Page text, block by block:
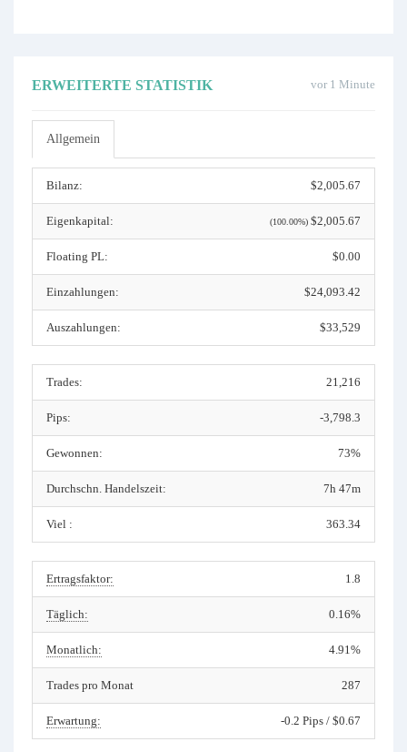
vor 1 Minute
ERWEITERTE STATISTIK
Allgemein
Bilanz: $2,005.67
Eigenkapital: (100.00%) $2,005.67
Floating PL: $0.00
Einzahlungen: $24,093.42
Auszahlungen: $33,529
Trades: 21,216
Pips: -3,798.3
Gewonnen: 73%
Durchschn. Handelszeit: 7h 47m
Viel : 363.34
Ertragsfaktor: 1.8
Täglich: 0.16%
Monatlich: 4.91%
Trades pro Monat 287
Erwartung: -0.2 Pips / $0.67